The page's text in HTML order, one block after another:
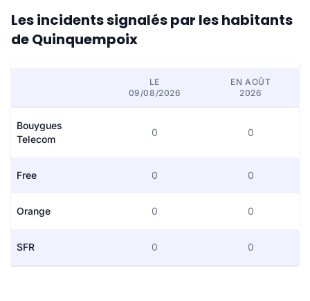
Les incidents signalés par les habitants
de Quinquempoix
LE
09/08/2026
EN AOÛT
2026
Bouygues
Telecom
0 0
Free 0 0
Orange 0 0
SFR 0 0